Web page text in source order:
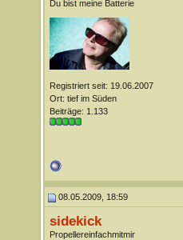
Du bist meine Batterie
Registriert seit: 19.06.2007
Ort: tief im Süden
Beiträge: 1.133
08.05.2009, 18:59
sidekick
Propellereinfachmitmir